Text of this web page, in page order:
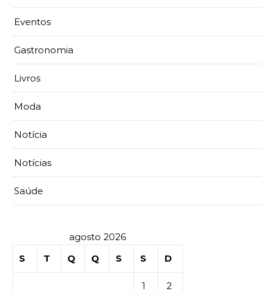
Eventos
Gastronomia
Livros
Moda
Notícia
Notícias
Saúde
agosto 2026
S
T Q Q S S D
1 2